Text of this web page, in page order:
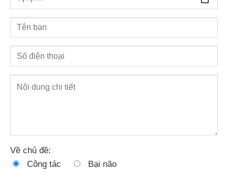
Về chủ đề:
Công tác
Bại não